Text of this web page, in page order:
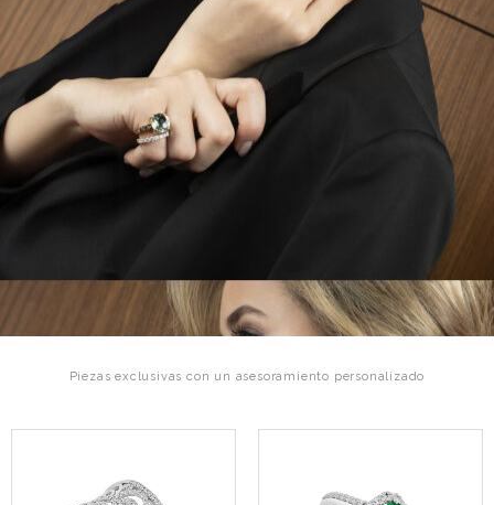
Piezas exclusivas con un asesoramiento personalizado